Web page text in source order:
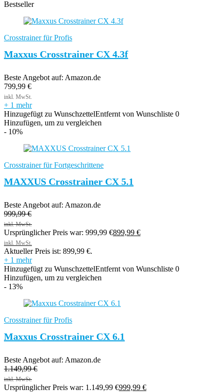
Bestseller
Crosstrainer für Profis
Maxxus Crosstrainer CX 4.3f
Beste Angebot auf: Amazon.de
799,99 €
+ 1 mehr
Hinzugefügt zu WunschzettelEntfernt von Wunschliste 0
Hinzufügen, um zu vergleichen
- 10%
Crosstrainer für Fortgeschrittene
MAXXUS Crosstrainer CX 5.1
Beste Angebot auf: Amazon.de
999,99€
Ursprünglicher Preis war: 999,99 €899,99 €
Aktueller Preis ist: 899,99 €.
+ 1 mehr
Hinzugefügt zu WunschzettelEntfernt von Wunschliste 0
Hinzufügen, um zu vergleichen
- 13%
Crosstrainer für Profis
Maxxus Crosstrainer CX 6.1
Beste Angebot auf: Amazon.de
1.149,99€
Ursprünglicher Preis war: 1.149,99 €999,99 €